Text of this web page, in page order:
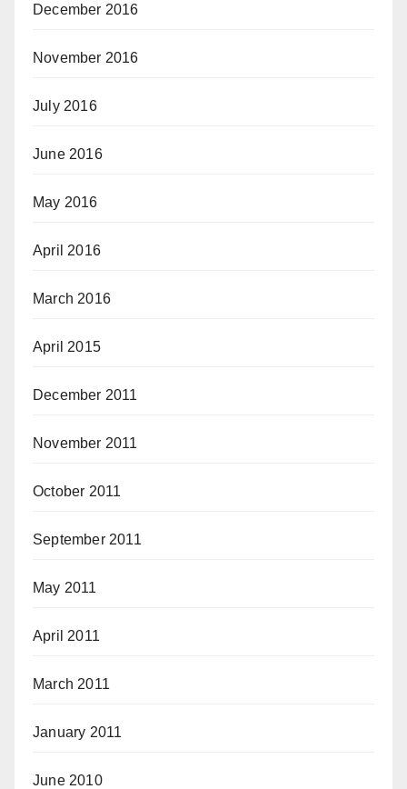
December 2016
November 2016
July 2016
June 2016
May 2016
April 2016
March 2016
April 2015
December 2011
November 2011
October 2011
September 2011
May 2011
April 2011
March 2011
January 2011
June 2010